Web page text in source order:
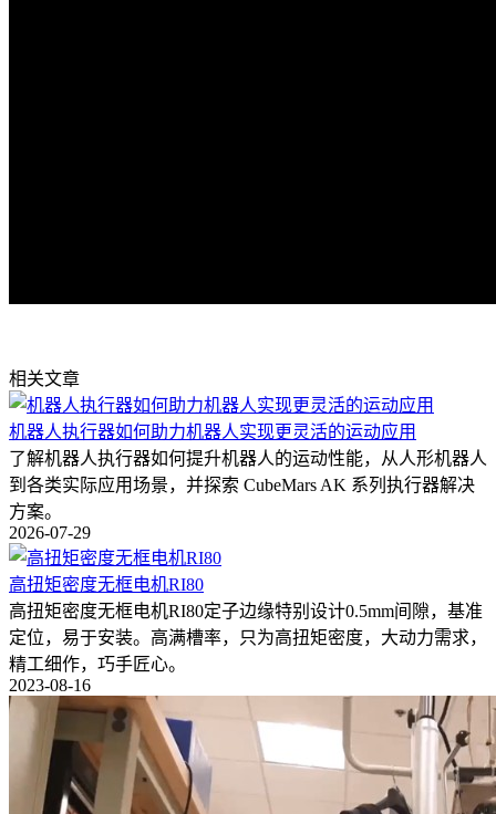
相关文章
机器人执行器如何助力机器人实现更灵活的运动应用
了解机器人执行器如何提升机器人的运动性能，从人形机器人
到各类实际应用场景，并探索 CubeMars AK 系列执行器解决
方案。
2026-07-29
高扭矩密度无框电机RI80
高扭矩密度无框电机RI80定子边缘特别设计0.5mm间隙，基准
定位，易于安装。高满槽率，只为高扭矩密度，大动力需求，
精工细作，巧手匠心。
2023-08-16